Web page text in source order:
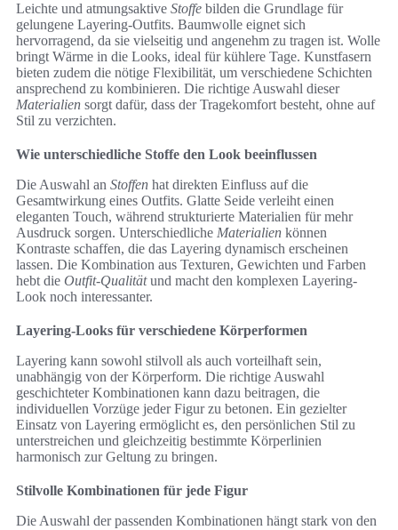
Leichte und atmungsaktive Stoffe bilden die Grundlage für
gelungene Layering-Outfits. Baumwolle eignet sich
hervorragend, da sie vielseitig und angenehm zu tragen ist. Wolle
bringt Wärme in die Looks, ideal für kühlere Tage. Kunstfasern
bieten zudem die nötige Flexibilität, um verschiedene Schichten
ansprechend zu kombinieren. Die richtige Auswahl dieser
Materialien sorgt dafür, dass der Tragekomfort besteht, ohne auf
Stil zu verzichten.
Wie unterschiedliche Stoffe den Look beeinflussen
Die Auswahl an Stoffen hat direkten Einfluss auf die
Gesamtwirkung eines Outfits. Glatte Seide verleiht einen
eleganten Touch, während strukturierte Materialien für mehr
Ausdruck sorgen. Unterschiedliche Materialien können
Kontraste schaffen, die das Layering dynamisch erscheinen
lassen. Die Kombination aus Texturen, Gewichten und Farben
hebt die Outfit-Qualitätund macht den komplexen Layering-
Look noch interessanter.
Layering-Looks für verschiedene Körperformen
Layering kann sowohl stilvoll als auch vorteilhaft sein,
unabhängig von der Körperform. Die richtige Auswahl
geschichteter Kombinationen kann dazu beitragen, die
individuellen Vorzüge jeder Figur zu betonen. Ein gezielter
Einsatz von Layering ermöglicht es, den persönlichen Stil zu
unterstreichen und gleichzeitig bestimmte Körperlinien
harmonisch zur Geltung zu bringen.
Stilvolle Kombinationen für jede Figur
Die Auswahl der passenden Kombinationen hängt stark von den